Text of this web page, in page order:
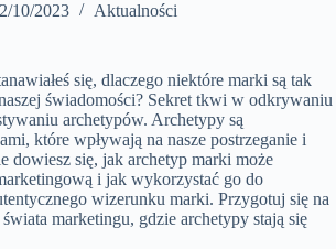
10/2023 Aktualności
się, dlaczego niektóre marki są tak
świadomości? Sekret tkwi w odkrywaniu
archetypów. Archetypy są
które wpływają na nasze postrzeganie i
dowiesz się, jak archetyp marki może
i jak wykorzystać go do
wizerunku marki. Przygotuj się na
marketingu, gdzie archetypy stają się